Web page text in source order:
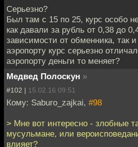
Серьезно?
Был там с 15 по 25, курс особо
как давали за рубль от 0,38 до
зависимости от обменника, так
аэропорту курс серьезно
аэропорту деньги то меняет?
Медвед Полоскун »
#102 | 15.02.16 09:51
Кому: Saburo_zajkai, #98
> Мне вот интересно - злобные
мусульмане, или
влияет?